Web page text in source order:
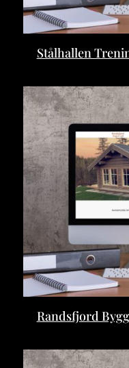
Stålhallen
Randsfjord